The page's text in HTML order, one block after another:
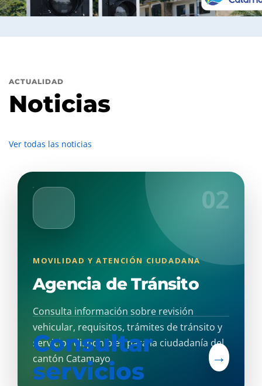
ACTUALIDAD
Noticias
Ver todas las noticias
02
MOVILIDAD Y ATENCIÓN CIUDADANA
Agencia de Tránsito
Consulta información sobre revisión
vehicular, requisitos, trámites de tránsito y
servicios disponibles para la ciudadanía del
cantón Catamayo.
Consultar
servicios
→